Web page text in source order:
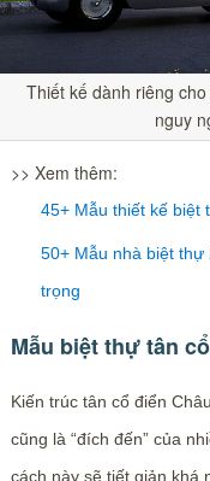
Thiết kế dành riêng
nguy
>> Xem thêm:
45+ Mẫu thiết kế biệt
50+ Mẫu nhà biệt thự
trọng
Mẫu biệt thự tân
Kiến trúc tân cổ điển
cũng là “đích đến” của
cách này sẽ tiết giản khá